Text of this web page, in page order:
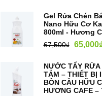
Gel Rửa Chén
Nano Hữu Cơ
800ml - Hương
67,500₫ 65,000
NƯỚC TẨY RỬA
TẮM – THIẾT BỊ
BỒN CẦU HỮU
HƯƠNG CAFE –